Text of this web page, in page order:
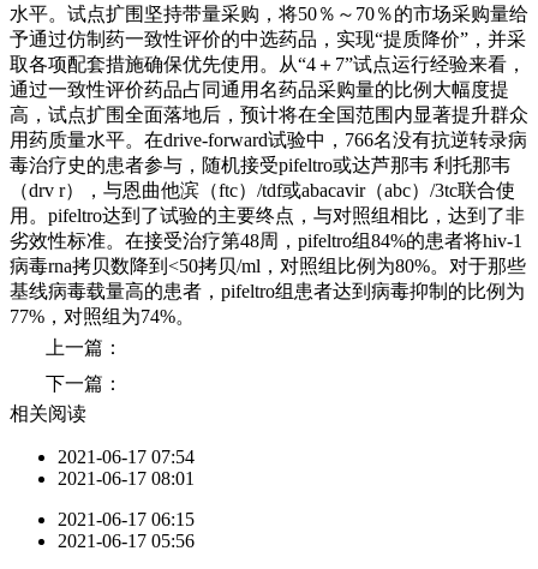
水平。试点扩围坚持带量采购，将50％～70％的市场采购量给
予通过仿制药一致性评价的中选药品，实现“提质降价”，并采
取各项配套措施确保优先使用。从“4＋7”试点运行经验来看，
通过一致性评价药品占同通用名药品采购量的比例大幅度提
高，试点扩围全面落地后，预计将在全国范围内显著提升群众
用药质量水平。在drive-forward试验中，766名没有抗逆转录病
毒治疗史的患者参与，随机接受pifeltro或达芦那韦 利托那韦
（drv r），与恩曲他滨（ftc）/tdf或abacavir（abc）/3tc联合使
用。pifeltro达到了试验的主要终点，与对照组相比，达到了非
劣效性标准。在接受治疗第48周，pifeltro组84%的患者将hiv-1
病毒rna拷贝数降到<50拷贝/ml，对照组比例为80%。对于那些
基线病毒载量高的患者，pifeltro组患者达到病毒抑制的比例为
77%，对照组为74%。
上一篇：
下一篇：
相关阅读
2021-06-17 07:54
2021-06-17 08:01
2021-06-17 06:15
2021-06-17 05:56